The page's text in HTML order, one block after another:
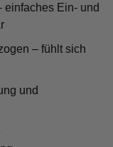
Ein- und
– fühlt sich
und